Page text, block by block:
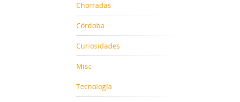
Chorradas
Córdoba
Curiosidades
Misc
Tecnología